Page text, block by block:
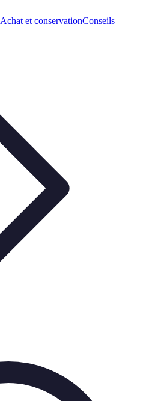
Achat et conservationConseils